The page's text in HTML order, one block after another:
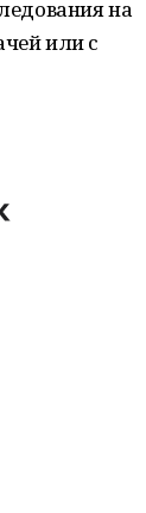
на
или с